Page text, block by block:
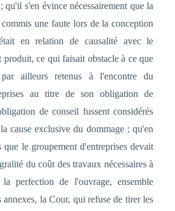
s'en évince nécessairement que la
une faute lors de la conception
en relation de causalité avec le
produit, ce qui faisait obstacle à ce que
par ailleurs retenus à l'encontre du
au titre de son obligation de
de conseil fussent considérés
cause exclusive du dommage ; qu'en
que le groupement d'entreprises devait
du coût des travaux nécessaires à
perfection de l'ouvrage, ensemble
la Cour, qui refuse de tirer les